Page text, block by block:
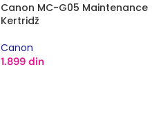
Canon MC-G05 Maintenance
Kertridž
Canon
1.899 din